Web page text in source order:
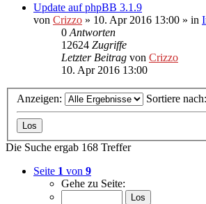
Update auf phpBB 3.1.9
von Crizzo » 10. Apr 2016 13:00 » in
0 Antworten
12624 Zugriffe
Letzter Beitrag von Crizzo
10. Apr 2016 13:00
Anzeigen: Sortiere nach:
Die Suche ergab 168 Treffer
Seite 1 von 9
Gehe zu Seite: